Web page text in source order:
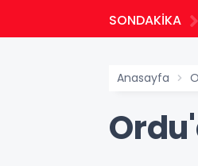
SONDAKİKA
Anasayfa